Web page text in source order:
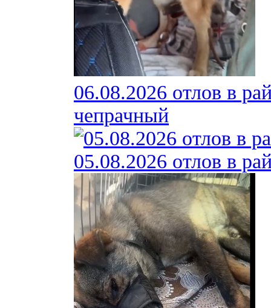
06.08.2026 отлов в
чепрачный
05.08.2026 отлов в